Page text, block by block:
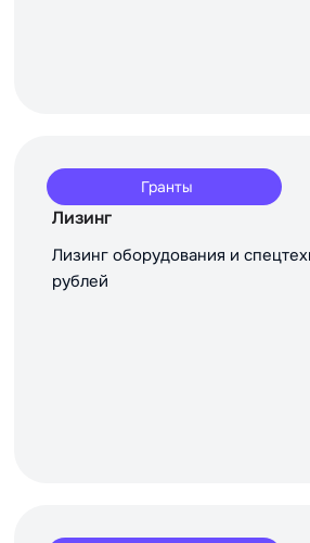
Гранты
Лизинг
Лизинг оборудования и
рублей